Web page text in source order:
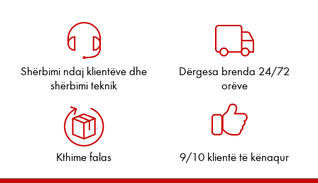
Shërbimi ndaj klientëve dhe
shërbimi teknik
Dërgesa brenda 24/72
orëve
Kthime falas 9/10 klientë të kënaqur